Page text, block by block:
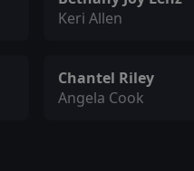
Keri Allen
Chantel Riley
Angela Cook